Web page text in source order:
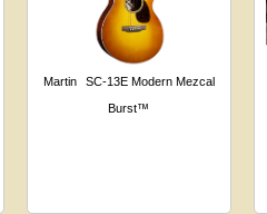
Martin
SC-13E Modern Mezcal
Burst™